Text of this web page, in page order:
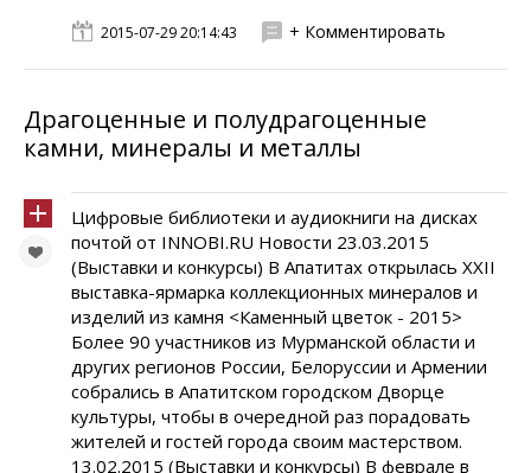
2015-07-29 20:14:43 + Комментировать
Драгоценные и полудрагоценные
камни, минералы и металлы
Цифровые библиотеки и аудиокниги на дисках
почтой от INNOBI.RU Новости 23.03.2015
(Выставки и конкурсы) В Апатитах открылась XXII
выставка-ярмарка коллекционных минералов и
изделий из камня <Каменный цветок - 2015>
Более 90 участников из Мурманской области и
других регионов России, Белоруссии и Армении
собрались в Апатитском городском Дворце
культуры, чтобы в очередной раз порадовать
жителей и гостей города своим мастерством.
13.02.2015 (Выставки и конкурсы) В феврале в